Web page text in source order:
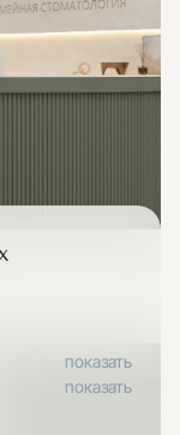
показать
показать